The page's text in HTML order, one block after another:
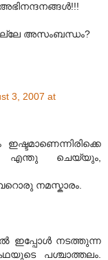
അസംബന്ധം?
3, 2007 at
എന്തു ചെയ്യും,
നമസ്കാരം.
ഇപ്പോള്‍ നടത്തുന്ന
പശ്ചാത്തലം.